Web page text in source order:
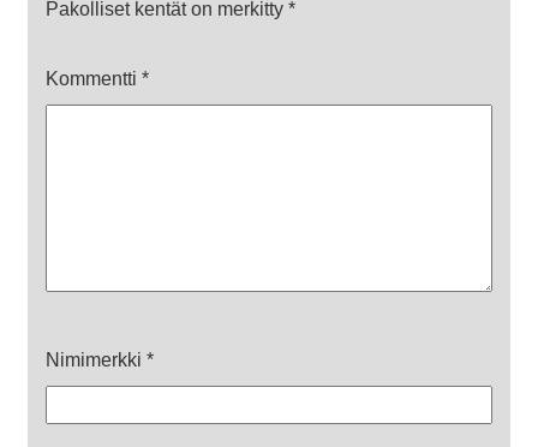
Pakolliset kentät on merkitty *
Kommentti *
Nimimerkki *